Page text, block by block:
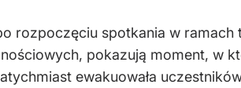
rozpoczęciu spotkania w ramach
pokazują moment, w
ewakuowała